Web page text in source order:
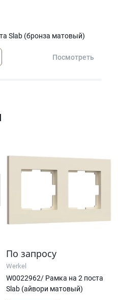
Slab (бронза матовый)
Посмотреть
По запросу
Werkel
W0022962/ Рамка на 2 поста
Slab (айвори матовый)